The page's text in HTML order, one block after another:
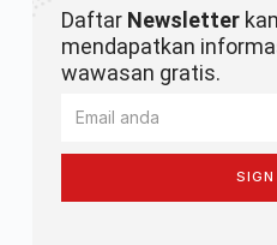
Daftar Newsletter
mendapatkan
wawasan gratis.
SIGN